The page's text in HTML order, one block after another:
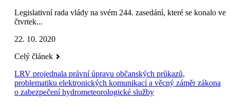
Legislativní rada vlády na svém 244. zasedání, které se konalo ve
čtvrtek...
22. 10. 2020
Celý článek
LRV projednala právní úpravu občanských průkazů,
problematiku elektronických komunikací a věcný záměr zákona
o zabezpečení hydrometeorologické služby